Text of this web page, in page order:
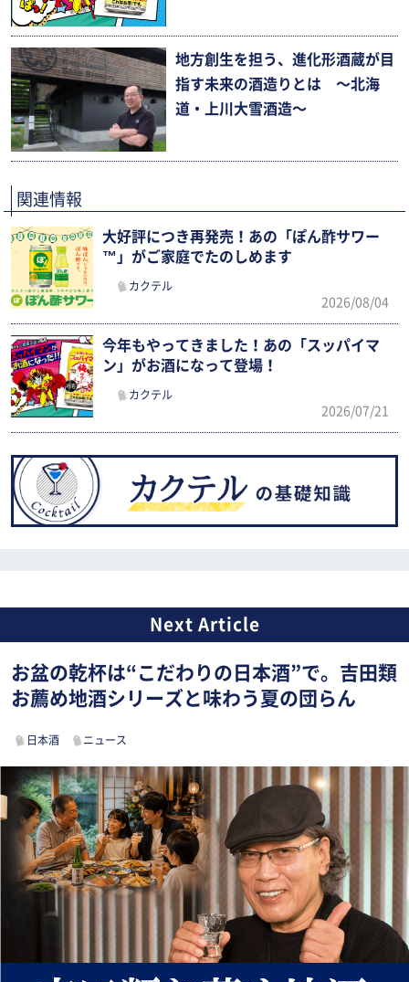
地方創生を担う、進化形酒蔵が目
指す未来の酒造りとは 〜北海
道・上川大雪酒造〜
関連情報
大好評につき再発売！あの「ぽん酢サワー
™」がご家庭でたのしめます
カクテル
2026/08/04
今年もやってきました！あの「スッパイマ
ン」がお酒になって登場！
カクテル
2026/07/21
お盆の乾杯は“こだわりの日本酒”で。吉田類
お薦め地酒シリーズと味わう夏の団らん
日本酒 ニュース